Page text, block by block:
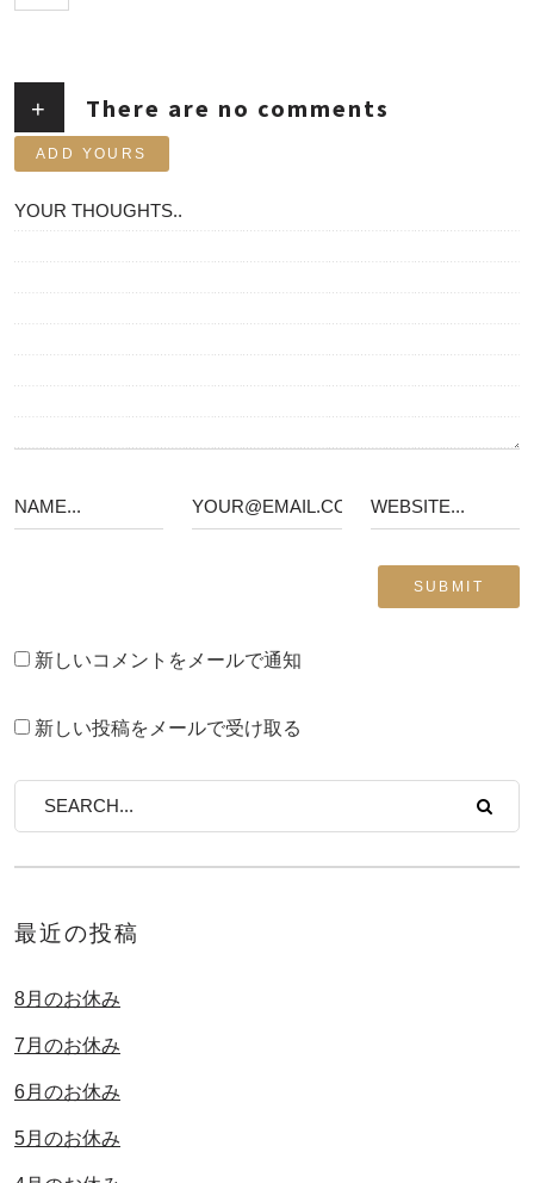
+ There are no comments
ADD YOURS
新しいコメントをメールで通知
新しい投稿をメールで受け取る
最近の投稿
8月のお休み
7月のお休み
6月のお休み
5月のお休み